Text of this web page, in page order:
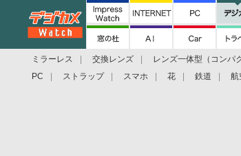
ミラーレス 交換レンズ レンズ一体型（コンパ
PC
ストラップ スマホ 花 鉄道 航